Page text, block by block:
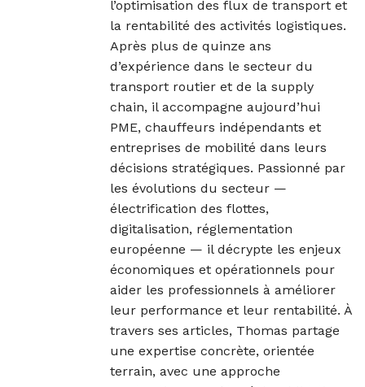
l’optimisation des flux de transport et
la rentabilité des activités logistiques.
Après plus de quinze ans
d’expérience dans le secteur du
transport routier et de la supply
chain, il accompagne aujourd’hui
PME, chauffeurs indépendants et
entreprises de mobilité dans leurs
décisions stratégiques. Passionné par
les évolutions du secteur —
électrification des flottes,
digitalisation, réglementation
européenne — il décrypte les enjeux
économiques et opérationnels pour
aider les professionnels à améliorer
leur performance et leur rentabilité. À
travers ses articles, Thomas partage
une expertise concrète, orientée
terrain, avec une approche